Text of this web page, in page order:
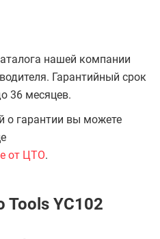
нашей компании
Гарантийный срок
36 месяцев.
о гарантии вы можете
от ЦТО.
YC102